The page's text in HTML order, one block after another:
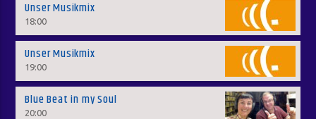
Unser Musikmix
18:00
Unser Musikmix
19:00
Blue Beat in my Soul
20:00